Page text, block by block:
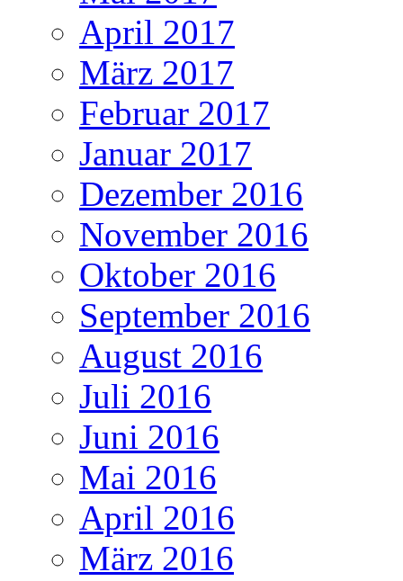
April 2017
März 2017
Februar 2017
Januar 2017
Dezember 2016
November 2016
Oktober 2016
September 2016
August 2016
Juli 2016
Juni 2016
Mai 2016
April 2016
März 2016